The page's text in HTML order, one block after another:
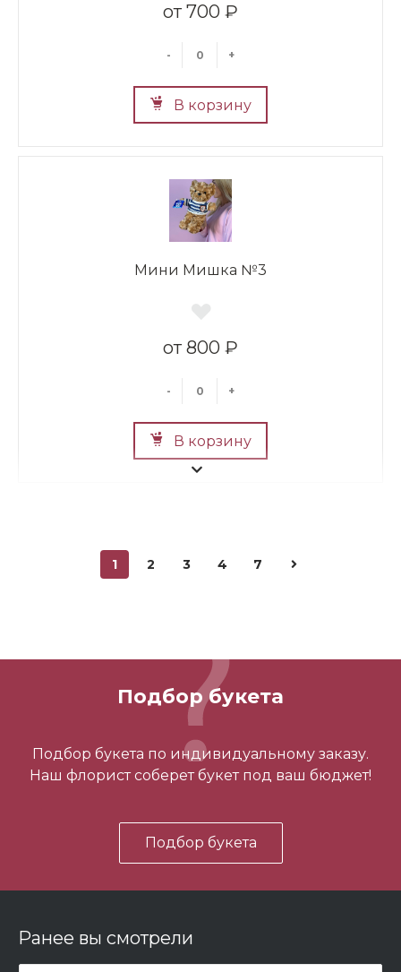
700 ₽
- +
В корзину
Мини Мишка №3
800 ₽
- +
В корзину
700 ₽
В корзину
Мишка Мини №1
1 2 3 4 7
Подбор букета
Подбор букета по индивидуальному заказу.
Наш флорист соберет букет под ваш бюджет!
Подбор букета
Ранее вы смотрели